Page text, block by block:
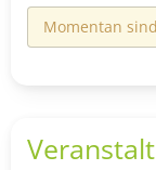
Momentan